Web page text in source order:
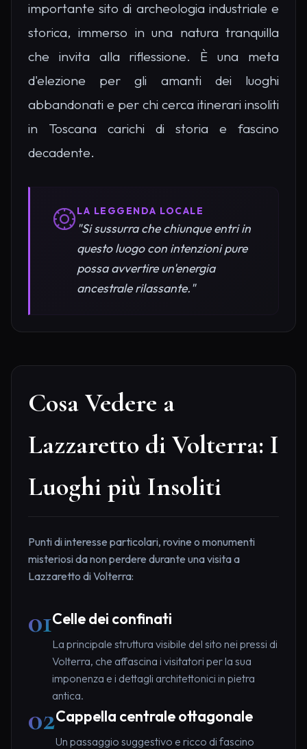
importante sito di archeologia industriale e
storica, immerso in una natura tranquilla
che invita alla riflessione. È una meta
d'elezione per gli amanti dei luoghi
abbandonati e per chi cerca itinerari insoliti
in Toscana carichi di storia e fascino
decadente.
LA LEGGENDA LOCALE
"Si sussurra che chiunque entri in
questo luogo con intenzioni pure
possa avvertire un'energia
ancestrale rilassante."
Cosa Vedere a
Lazzaretto di Volterra: I
Luoghi più Insoliti
Punti di interesse particolari, rovine o monumenti
misteriosi da non perdere durante una visita a
Lazzaretto di Volterra:
01Celle dei confinati
La principale struttura visibile del sito nei pressi di
Volterra, che affascina i visitatori per la sua
imponenza e i dettagli architettonici in pietra
antica.
02Cappella centrale ottagonale
Un passaggio suggestivo e ricco di fascino